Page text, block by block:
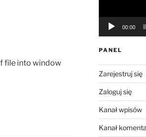
file into window
00:00
PANEL
Zarejestruj się
Zaloguj się
Kanał wpisów
Kanał